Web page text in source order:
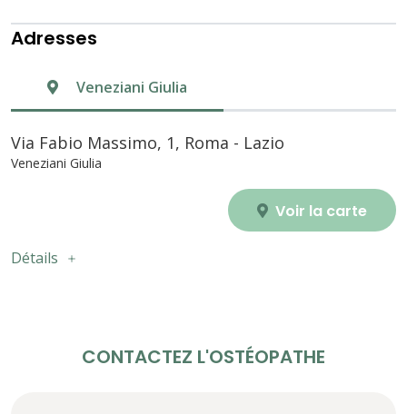
Adresses
Veneziani Giulia
Via Fabio Massimo, 1, Roma - Lazio
Veneziani Giulia
Voir la carte
Détails
CONTACTEZ L'OSTÉOPATHE